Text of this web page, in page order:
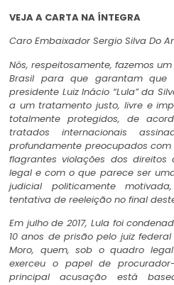
VEJA A CARTA NA ÍNTEGRA
Caro Embaixador Sergio Silva Do
Nós, respeitosamente, fazemos
Brasil para que garantam que
presidente Luiz Inácio “Lula” da
a um tratamento justo, livre e
totalmente protegidos, de
tratados internacionais
profundamente preocupados
flagrantes violações dos
legal e com o que parece ser
judicial politicamente
tentativa de reeleição no final
Em julho de 2017, Lula foi
10 anos de prisão pelo juiz
Moro, quem, sob o quadro
exerceu o papel de
principal acusação está